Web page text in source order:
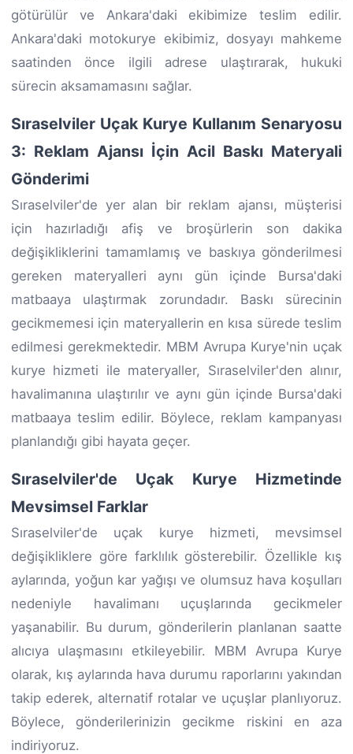
götürülür ve Ankara'daki ekibimize teslim edilir.
Ankara'daki motokurye ekibimiz, dosyayı mahkeme
saatinden önce ilgili adrese ulaştırarak, hukuki
sürecin aksamamasını sağlar.
Sıraselviler Uçak Kurye Kullanım Senaryosu
3: Reklam Ajansı İçin Acil Baskı Materyali
Gönderimi
Sıraselviler'de yer alan bir reklam ajansı, müşterisi
için hazırladığı afiş ve broşürlerin son dakika
değişikliklerini tamamlamış ve baskıya gönderilmesi
gereken materyalleri aynı gün içinde Bursa'daki
matbaaya ulaştırmak zorundadır. Baskı sürecinin
gecikmemesi için materyallerin en kısa sürede teslim
edilmesi gerekmektedir. MBM Avrupa Kurye'nin uçak
kurye hizmeti ile materyaller, Sıraselviler'den alınır,
havalimanına ulaştırılır ve aynı gün içinde Bursa'daki
matbaaya teslim edilir. Böylece, reklam kampanyası
planlandığı gibi hayata geçer.
Sıraselviler'de Uçak Kurye Hizmetinde
Mevsimsel Farklar
Sıraselviler'de uçak kurye hizmeti, mevsimsel
değişikliklere göre farklılık gösterebilir. Özellikle kış
aylarında, yoğun kar yağışı ve olumsuz hava koşulları
nedeniyle havalimanı uçuşlarında gecikmeler
yaşanabilir. Bu durum, gönderilerin planlanan saatte
alıcıya ulaşmasını etkileyebilir. MBM Avrupa Kurye
olarak, kış aylarında hava durumu raporlarını yakından
takip ederek, alternatif rotalar ve uçuşlar planlıyoruz.
Böylece, gönderilerinizin gecikme riskini en aza
indiriyoruz.